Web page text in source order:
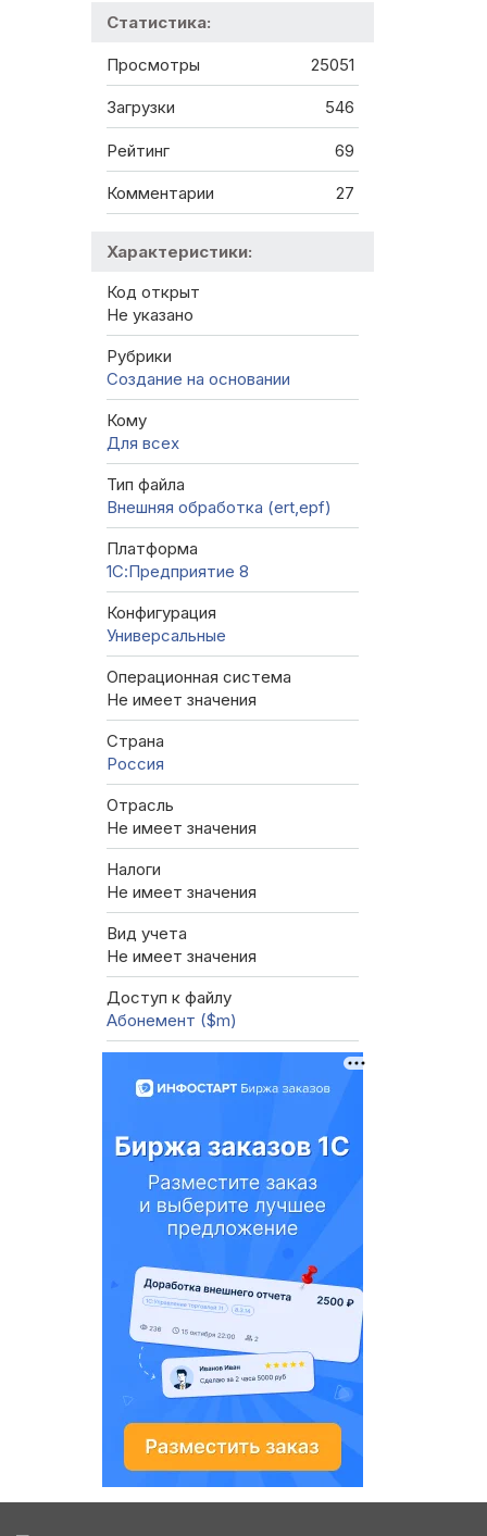
Статистика:
Просмотры 25051
Загрузки 546
Рейтинг 69
Комментарии 27
Характеристики:
Код открыт
Не указано
Рубрики
Создание на основании
Кому
Для всех
Тип файла
Внешняя обработка (ert,epf)
Платформа
1С:Предприятие 8
Конфигурация
Универсальные
Операционная система
Не имеет значения
Страна
Россия
Отрасль
Не имеет значения
Налоги
Не имеет значения
Вид учета
Не имеет значения
Доступ к файлу
Абонемент ($m)